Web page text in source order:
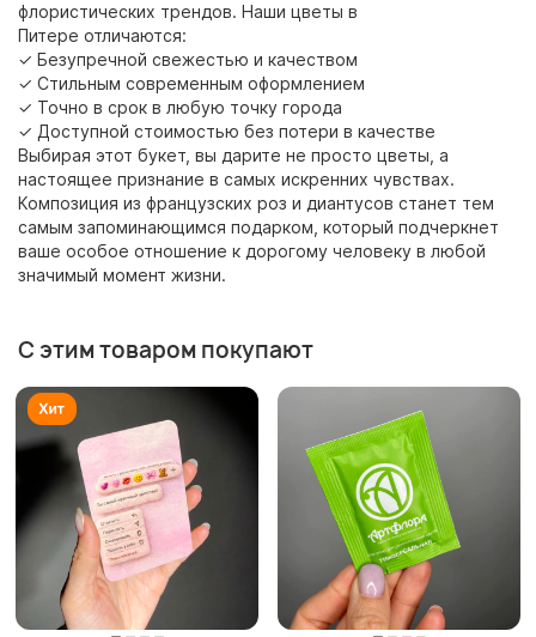
флористических трендов. Наши цветы в
Питере отличаются:
✓ Безупречной свежестью и качеством
✓ Стильным современным оформлением
✓ Точно в срок в любую точку города
✓ Доступной стоимостью без потери в качестве
Выбирая этот букет, вы дарите не просто цветы, а
настоящее признание в самых искренних чувствах.
Композиция из французских роз и диантусов станет тем
самым запоминающимся подарком, который подчеркнет
ваше особое отношение к дорогому человеку в любой
значимый момент жизни.
С этим товаром покупают